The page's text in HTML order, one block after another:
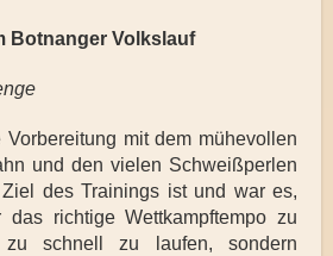
Botnanger Volkslauf
mit dem mühevollen
und den vielen Schweißperlen
des Trainings ist und war es,
richtige Wettkampftempo zu
zu schnell zu laufen, sondern